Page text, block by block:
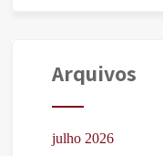
Arquivos
julho 2026